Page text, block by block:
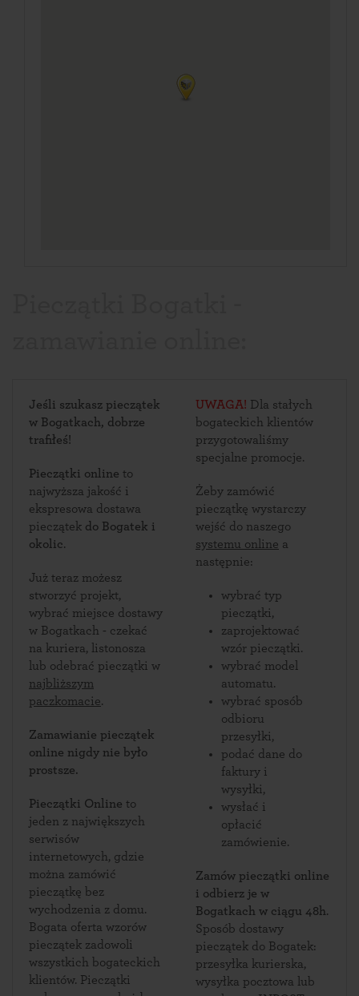
Jeśli szukasz pieczątek
w Bogatkach, dobrze
trafiłeś!
Pieczątki online to
najwyższa jakość i
ekspresowa dostawa
pieczątek do Bogatek i
okolic.
Już teraz możesz
stworzyć projekt,
wybrać miejsce dostawy
w Bogatkach - czekać
na kuriera, listonosza
lub odebrać pieczątki w
najbliższym
paczkomacie.
Zamawianie pieczątek
online nigdy nie było
prostsze.
Pieczątki Online to
jeden z największych
serwisów
internetowych, gdzie
można zamówić
pieczątkę bez
wychodzenia z domu.
Bogata oferta wzorów
pieczątek zadowoli
wszystkich bogateckich
klientów. Pieczątki
UWAGA! Dla stałych
bogateckich klientów
przygotowaliśmy
specjalne promocje.
Żeby zamówić
pieczątkę wystarczy
wejść do naszego
systemu online a
następnie:
wybrać typ
pieczątki,
zaprojektować
wzór pieczątki.
wybrać model
automatu.
wybrać sposób
odbioru
przesyłki,
podać dane do
faktury i
wysyłki,
wysłać i
opłacić
zamówienie.
Zamów pieczątki online
i odbierz je w
Bogatkach w ciągu 48h.
Sposób dostawy
pieczątek do Bogatek:
przesyłka kurierska,
wysyłka pocztowa lub